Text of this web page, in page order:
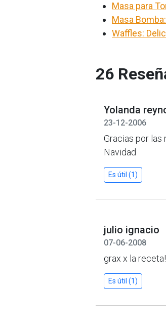
Masa para
Masa
Waffles:
26
Yolanda
23-12-2006
Gracias por las
Navidad
Es útil (1)
julio ignacio
07-06-2008
grax x la
Es útil (1)